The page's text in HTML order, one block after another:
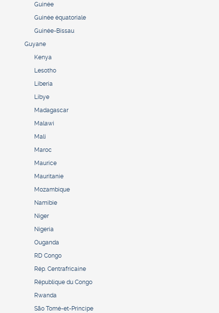
Guinée
Guinée équatoriale
Guinée-Bissau
Guyane
Kenya
Lesotho
Liberia
Libye
Madagascar
Malawi
Mali
Maroc
Maurice
Mauritanie
Mozambique
Namibie
Niger
Nigeria
Ouganda
RD Congo
Rép. Centrafricaine
République du Congo
Rwanda
São Tomé-et-Principe